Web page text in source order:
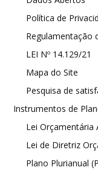
Política de
Regulamentação
LEI Nº 14.129/21
Mapa do Site
Pesquisa de
Instrumentos de
Lei Orçamentária
Lei de Diretriz
Plano Plurianual